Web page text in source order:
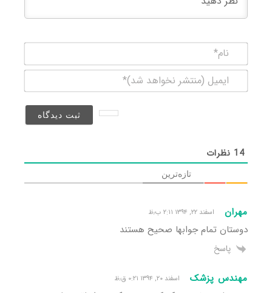
(منتشر
14 نظرات
تازه‌ترین
مهران اسفند ۲۲, ۱۳۹۴ ۲:۱۱ ب٫ظ
دوستان تمام جوابها صحیح هستند
پاسخ
مهندس پزشک اسفند ۲۰, ۱۳۹۴ ۰:۲۱ ق٫ظ